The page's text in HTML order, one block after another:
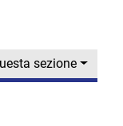
sezione